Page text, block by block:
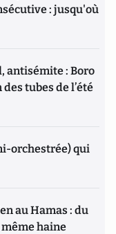
: jusqu'où
antisémite : Boro
tubes de l’été
orchestrée) qui
au Hamas : du
même haine